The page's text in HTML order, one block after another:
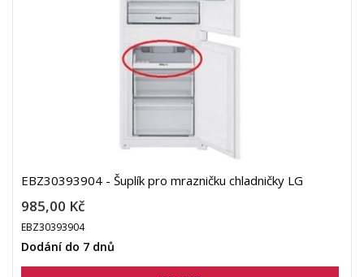
EBZ30393904 - Šuplík pro mrazničku chladničky LG
985,00 Kč
EBZ30393904
Dodání do 7 dnů